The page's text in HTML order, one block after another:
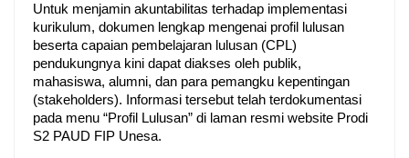
Untuk menjamin akuntabilitas terhadap implementasi
kurikulum, dokumen lengkap mengenai profil lulusan
beserta capaian pembelajaran lulusan (CPL)
pendukungnya kini dapat diakses oleh publik,
mahasiswa, alumni, dan para pemangku kepentingan
(stakeholders). Informasi tersebut telah terdokumentasi
pada menu “Profil Lulusan” di laman resmi website Prodi
S2 PAUD FIP Unesa.